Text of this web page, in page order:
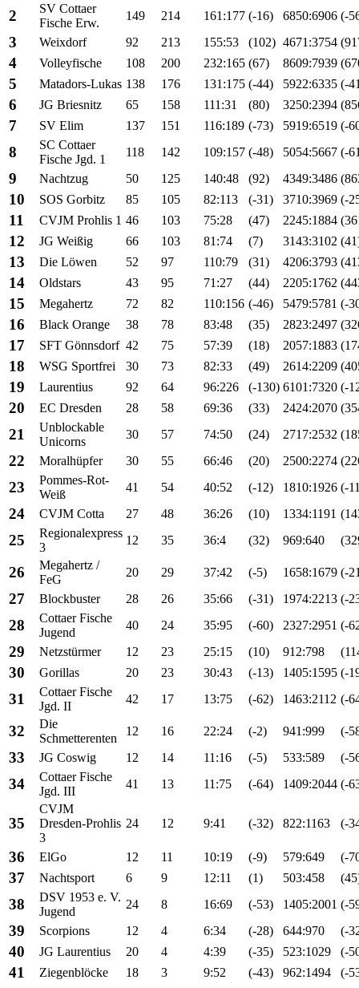
2
SV Cottaer
Fische Erw.
149 214 161:177 (-16) 6850:6906 (-
3 Weixdorf 92 213 155:53 (102) 4671:3754
4 Volleyfische 108 200 232:165 (67) 8609:7939
5 Matadors-Lukas 138 176 131:175 (-44) 5922:6335 (-
6 JG Briesnitz 65 158 111:31 (80) 3250:2394
7 SV Elim 137 151 116:189 (-73) 5919:6519 (-
8
SC Cottaer
Fische Jgd. 1
118 142 109:157 (-48) 5054:5667 (-
9 Nachtzug 50 125 140:48 (92) 4349:3486
10 SOS Gorbitz 85 105 82:113 (-31) 3710:3969 (-
11 CVJM Prohlis 1 46 103 75:28 (47) 2245:1884
12 JG Weißig 66 103 81:74 (7) 3143:3102
13 Die Löwen 52 97 110:79 (31) 4206:3793
14 Oldstars 43 95 71:27 (44) 2205:1762
15 Megahertz 72 82 110:156 (-46) 5479:5781 (-
16 Black Orange 38 78 83:48 (35) 2823:2497
17 SFT Gönnsdorf 42 75 57:39 (18) 2057:1883
18 WSG Sportfrei 30 73 82:33 (49) 2614:2209
19 Laurentius 92 64 96:226 (-130) 6101:7320 (-
20 EC Dresden 28 58 69:36 (33) 2424:2070
21
Unblockable
Unicorns
30 57 74:50 (24) 2717:2532
22 Moralhüpfer 30 55 66:46 (20) 2500:2274
23
Pommes-Rot-
Weiß
41 54 40:52 (-12) 1810:1926 (-
24 CVJM Cotta 27 48 36:26 (10) 1334:1191
25
Regionalexpress
3
12 35 36:4 (32) 969:640
26
Megahertz /
FeG
20 29 37:42 (-5) 1658:1679 (-
27 Blockbuster 28 26 35:66 (-31) 1974:2213 (-
28
Cottaer Fische
Jugend
40 24 35:95 (-60) 2327:2951 (-
29 Netzstürmer 12 23 25:15 (10) 912:798
30 Gorillas 20 23 30:43 (-13) 1405:1595 (-
31
Cottaer Fische
Jgd. II
42 17 13:75 (-62) 1463:2112 (-
32
Die
Schmetterenten
12 16 22:24 (-2) 941:999 (-
33 JG Coswig 12 14 11:16 (-5) 533:589 (-
34
Cottaer Fische
Jgd. III
41 13 11:75 (-64) 1409:2044 (-
35
CVJM
Dresden-Prohlis
3
24 12 9:41 (-32) 822:1163 (-
36 ElGo 12 11 10:19 (-9) 579:649 (-
37 Nachtsport 6 9 12:11 (1) 503:458
38
DSV 1953 e. V.
Jugend
24 8 16:69 (-53) 1405:2001 (-
39 Scorpions 12 4 6:34 (-28) 644:970 (-
40 JG Laurentius 20 4 4:39 (-35) 523:1029 (-
41 Ziegenblöcke 18 3 9:52 (-43) 962:1494 (-